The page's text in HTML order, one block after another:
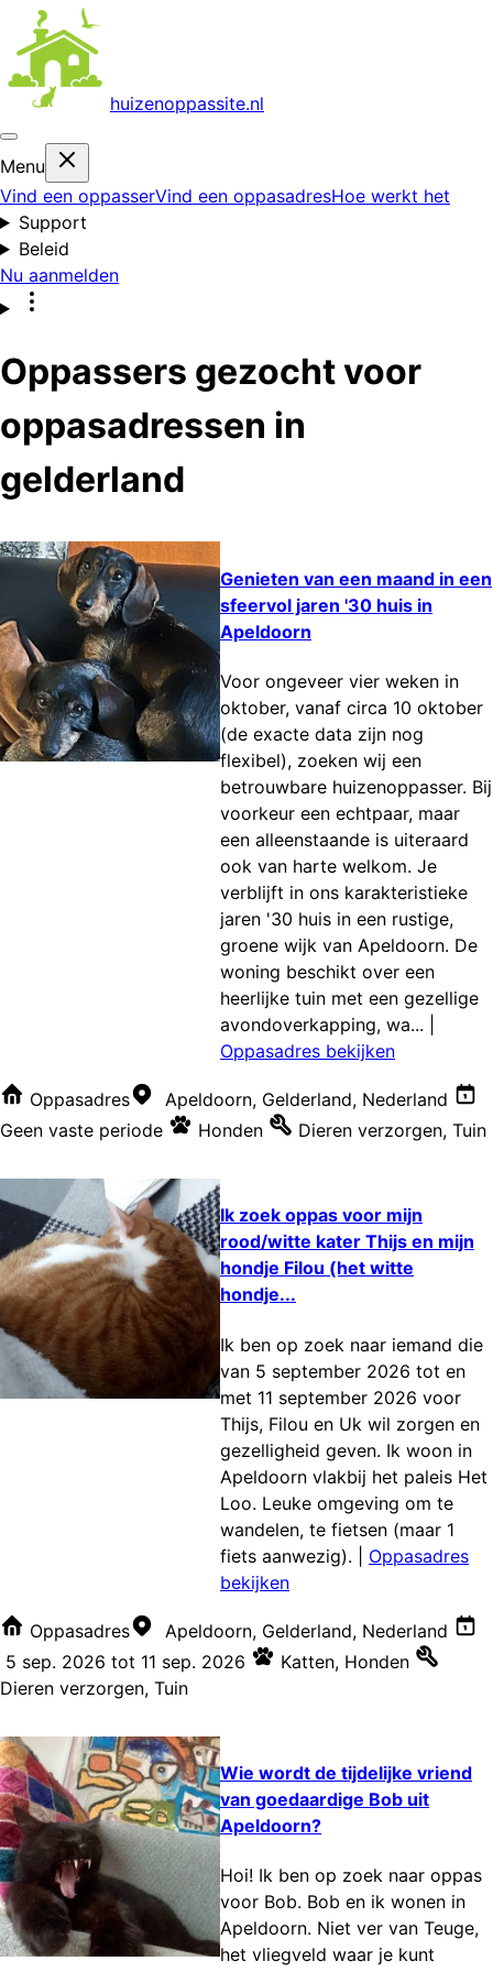
huizenoppassite.nl
Menu
Vind een oppasserVind een oppasadresHoe werkt het
Support
Beleid
Nu aanmelden
Oppassers gezocht voor
oppasadressen in
gelderland
Genieten van een maand in een
sfeervol jaren '30 huis in
Apeldoorn
Voor ongeveer vier weken in
oktober, vanaf circa 10 oktober
(de exacte data zijn nog
flexibel), zoeken wij een
betrouwbare huizenoppasser. Bij
voorkeur een echtpaar, maar
een alleenstaande is uiteraard
ook van harte welkom. Je
verblijft in ons karakteristieke
jaren '30 huis in een rustige,
groene wijk van Apeldoorn. De
woning beschikt over een
heerlijke tuin met een gezellige
avondoverkapping, wa...
Oppasadres bekijken
Oppasadres
Apeldoorn, Gelderland, Nederland
Geen vaste periode
Honden Dieren verzorgen, Tuin
Ik zoek oppas voor mijn
rood/witte kater Thijs en mijn
hondje Filou (het witte
hondje...
Ik ben op zoek naar iemand die
van 5 september 2026 tot en
met 11 september 2026 voor
Thijs, Filou en Uk wil zorgen en
gezelligheid geven. Ik woon in
Apeldoorn vlakbij het paleis Het
Loo. Leuke omgeving om te
wandelen, te fietsen (maar 1
fiets aanwezig).
Oppasadres
bekijken
Oppasadres
Apeldoorn, Gelderland, Nederland
5 sep. 2026 tot 11 sep. 2026 Katten, Honden
Dieren verzorgen, Tuin
Wie wordt de tijdelijke vriend
van goedaardige Bob uit
Apeldoorn?
Hoi! Ik ben op zoek naar oppas
voor Bob. Bob en ik wonen in
Apeldoorn. Niet ver van Teuge,
het vliegveld waar je kunt